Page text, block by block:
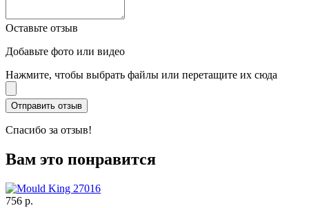
Оставьте отзыв
Добавьте фото или видео
Нажмите, чтобы выбрать файлы или перетащите их сюда
Спасибо за отзыв!
Вам это понравится
756 р.